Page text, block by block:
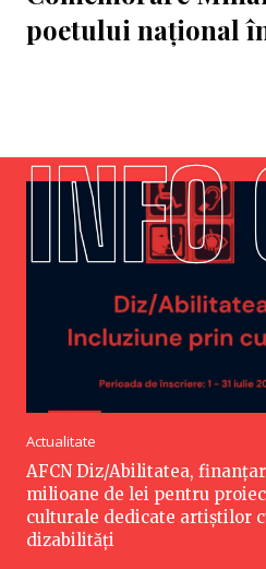
poetului național
Actualitate
AFCN Diz/Abilitatea,
milioane de lei pentru
culturale dedicate artiștilor
dizabilități